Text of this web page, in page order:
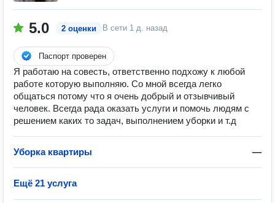
5.0 2 оценки В сети 1 д. назад
Паспорт проверен
Я работаю на совесть, ответственно подхожу к любой
работе которую выполняю. Со мной всегда легко
общаться потому что я очень добрый и отзывчивый
человек. Всегда рада оказать услуги и помочь людям с
решением каких то задач, выполнением уборки и т.д
Уборка квартиры —
Ещё 21 услуга